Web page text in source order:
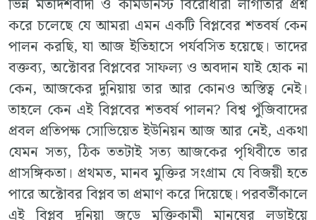
ভিন্ন মতাদর্শবাদী ও কমিউনিস্ট বিরোধীরা লাগাতার প্রশ্ন
করে চলেছে যে আমরা এমন একটি বিপ্লবের শতবর্ষ কেন
পালন করছি, যা আজ ইতিহাসে পর্যবসিত হয়েছে। তাদের
বক্তব্য, অক্টোবর বিপ্লবের সাফল্য ও অবদান যাই হোক না
কেন, আজকের দুনিয়ায় তার আর কোনও অস্তিত্ব নেই।
তাহলে কেন এই বিপ্লবের শতবর্ষ পালন? বিশ্ব পুঁজিবাদের
প্রবল প্রতিপক্ষ সোভিয়েত ইউনিয়ন আজ আর নেই, একথা
যেমন সত্য, ঠিক ততটাই সত্য আজকের পৃথিবীতে তার
প্রাসঙ্গিকতা। প্রথমত, মানব মুক্তির সংগ্রাম যে বিজয়ী হতে
পারে অক্টোবর বিপ্লব তা প্রমাণ করে দিয়েছে। পরবর্তীকালে